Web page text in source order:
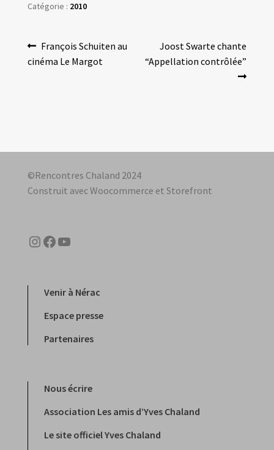
Catégorie : 2010
Navigation
de
Article
précédent :
François Schuiten au
cinéma Le Margot
Article
suivant :
Joost Swarte chante
“Appellation contrôlée”
©Rencontres Chaland 2024
Construit avec Woocommerce et Storefront
Instagram
Facebook
YouTube
Venir à Nérac
Espace presse
Partenaires
Nous écrire
Association Les amis d’Yves Chaland
Le site officiel Yves Chaland